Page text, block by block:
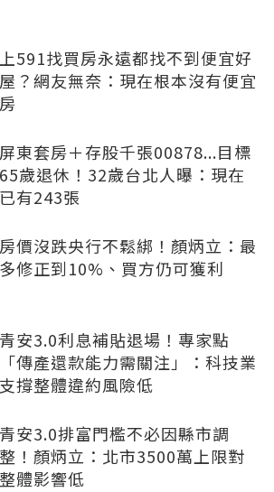
上591找買房永遠都找不到便宜好
屋？網友無奈：現在根本沒有便宜
房
屏東套房＋存股千張00878...目標
65歲退休！32歲台北人曝：現在
已有243張
房價沒跌央行不鬆綁！顏炳立：最
多修正到10%、買方仍可獲利
青安3.0利息補貼退場！專家點
「傳產還款能力需關注」：科技業
支撐整體違約風險低
青安3.0排富門檻不必因縣市調
整！顏炳立：北市3500萬上限對
整體影響低